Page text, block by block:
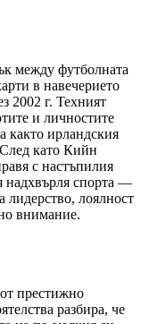
между футболната
в навечерието
2002 г. Техният
и личностите
както ирландския
като Кийн
с настъпилия
надхвърля спорта —
лидерство, лоялност
внимание.
престижно
разбира, че